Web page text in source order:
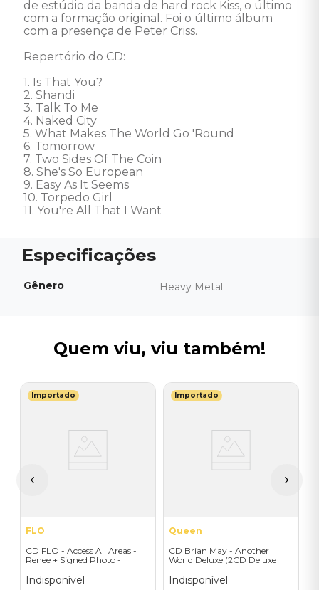
de estúdio da banda de hard rock Kiss, o último
com a formação original. Foi o último álbum
com a presença de Peter Criss.
Repertório do CD:
1. Is That You?
2. Shandi
3. Talk To Me
4. Naked City
5. What Makes The World Go 'Round
6. Tomorrow
7. Two Sides Of The Coin
8. She's So European
9. Easy As It Seems
10. Torpedo Girl
11. You're All That I Want
Gênero Heavy Metal
Quem viu, viu também!
Importado
FLO
CD FLO - Access All Areas -
Renee + Signed Photo -
Indisponível
Importado
Queen
CD Brian May - Another
World Deluxe (2CD Deluxe
Indisponível